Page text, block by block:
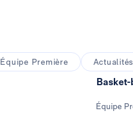
Équipe Première Actualités
Basket-
Équipe